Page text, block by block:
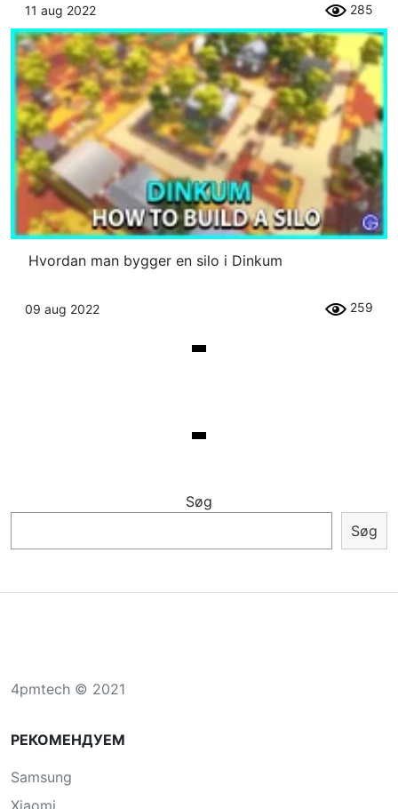
11 aug 2022 285
Hvordan man bygger en silo i Dinkum
09 aug 2022 259
Søg
Søg
4pmtech © 2021
РЕКОМЕНДУЕМ
Samsung
Xiaomi